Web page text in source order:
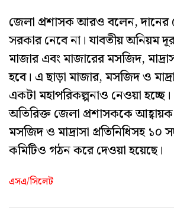
জেলা প্রশাসক আরও বলেন, দানের
সরকার নেবে না। যাবতীয় অনিয়ম
মাজার এবং মাজারের মসজিদ,
হবে। এ ছাড়া মাজার, মসজিদ ও
একটা মহাপরিকল্পনাও নেওয়া
অতিরিক্ত জেলা প্রশাসককে
মসজিদ ও মাদ্রাসা প্রতিনিধিসহ ১০
কমিটিও গঠন করে দেওয়া হয়েছে।
এসএ/সিলেট